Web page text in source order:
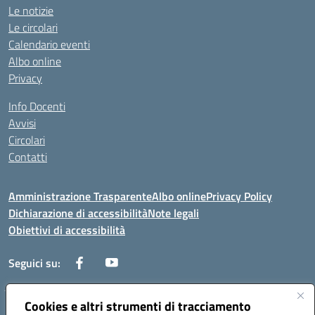
Cookies e altri strumenti di tracciamento
Le notizie
Le circolari
Calendario eventi
Albo online
Privacy
Info Docenti
Avvisi
Circolari
Contatti
Amministrazione TrasparenteAlbo onlinePrivacy Policy
Dichiarazione di accessibilitàNote legali
Obiettivi di accessibilità
Seguici su:
Corso Roma, 1 71100 FOGGIA (FG)